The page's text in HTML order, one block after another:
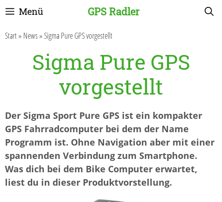
Zum
springen
GPS Radler
Menü
Start» News»Sigma Pure GPS vorgestellt
Sigma Pure GPS
vorgestellt
Der Sigma Sport Pure GPS ist ein kompakter
GPS Fahrradcomputer bei dem der Name
Programm ist. Ohne Navigation aber mit einer
spannenden Verbindung zum Smartphone.
Was dich bei dem Bike Computer erwartet,
liest du in dieser Produktvorstellung.